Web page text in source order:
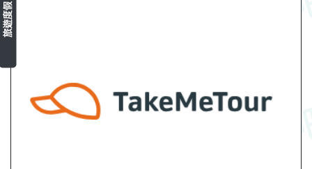
旅遊度假